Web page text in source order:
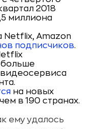
2018
миллиона
Netflix, Amazon
подписчиков.
на новых
в 190 странах.
ему удалось